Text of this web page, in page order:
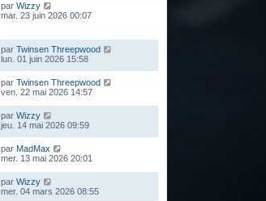
par Wizzy
mar. 23 juin 2026 00:07
par Twinsen Threepwood
lun. 01 juin 2026 15:58
par Twinsen Threepwood
ven. 22 mai 2026 14:57
par Wizzy
jeu. 14 mai 2026 09:59
par MadMax
mer. 13 mai 2026 20:01
par Wizzy
mer. 04 mars 2026 08:55